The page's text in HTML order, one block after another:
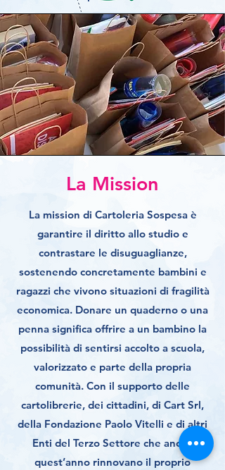
La Mission
La mission di Cartoleria Sospesa è
garantire il diritto allo studio e
contrastare le disuguaglianze,
sostenendo concretamente bambini e
ragazzi che vivono situazioni di fragilità
economica. Donare un quaderno o una
penna significa offrire a un bambino la
possibilità di sentirsi accolto a scuola,
valorizzato e parte della propria
comunità. Con il supporto delle
cartolibrerie, dei cittadini, di Cart Srl,
della Fondazione Paolo Vitelli e di altri
Enti del Terzo Settore che anche
quest’anno rinnovano il proprio